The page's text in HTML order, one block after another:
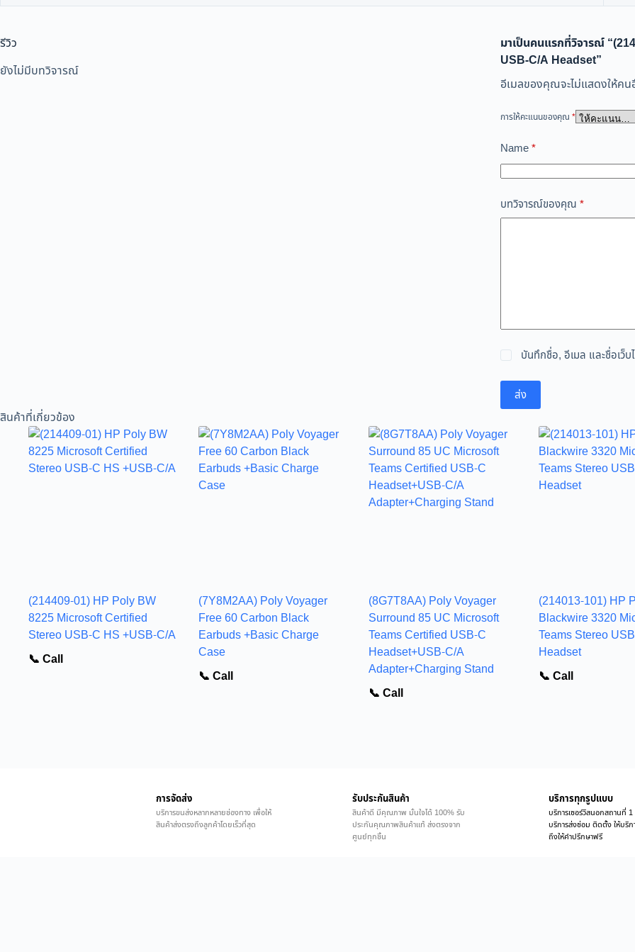
รีวิว
ยังไม่มีบทวิจารณ์
มาเป็นคนแรกที่วิจารณ์
USB-C/A Headset”
อีเมลของคุณจะไม่แสดงให้คน
การให้คะแนนของคุณ *
Name*
บทวิจารณ์ของคุณ *
บันทึกชื่อ, อีเมล และชื่อเว็
ส่ง
สินค้าที่เกี่ยวข้อง
(214409-01) HP Poly BW
8225 Microsoft Certified
Stereo USB-C HS +USB-C/A
📞 Call
(7Y8M2AA) Poly Voyager
Free 60 Carbon Black
Earbuds +Basic Charge
Case
📞 Call
(8G7T8AA) Poly Voyager
Surround 85 UC Microsoft
Teams Certified USB-C
Headset+USB-C/A
Adapter+Charging Stand
📞 Call
(214013-101) HP
Blackwire 3320
Teams Stereo
Headset
📞 Call
การจัดส่ง
บริการขนส่งหลากหลายช่องทาง เพื่อให้
สินค้าส่งตรงถึงลูกค้าโดยเร็วที่สุด
รับประกันสินค้า
สินค้าดี มีคุณภาพ มั่นใจได้ 100% รับ
ประกันคุณภาพสินค้าแท้ ส่งตรงจาก
ศูนย์ทุกชิ้น
บริการทุกรูปแบบ
บริการเซอร์วิสนอกสถานที่
บริการส่งซ่อม ติดตั้ง ให้บริก
ถึงให้คำปรึกษาฟรี